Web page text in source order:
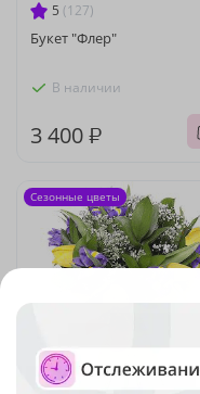
5 (127)
Букет "Флер"
В наличии
3 400 ₽
Сезонные цветы